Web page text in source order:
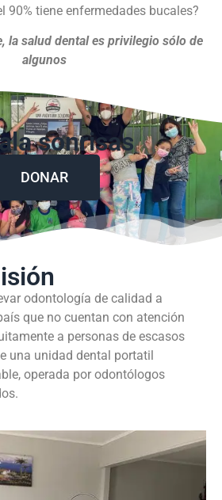
90% tiene enfermedades bucales?
la salud dental es privilegio sólo de
algunos
sonrisas
DONAR
odontología de calidad a
que no cuentan con atención
a personas de escasos
una unidad dental portatil
operada por odontólogos